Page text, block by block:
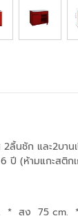
ลิ้นชัก และ2บา
ปี (ห้ามแกะสติ
* สูง 75 cm.